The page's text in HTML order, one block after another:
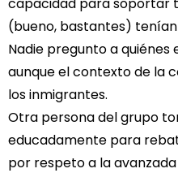
(bueno, bastantes)
Nadie pregunto a
aunque el contexto de la
los inmigrantes.
Otra persona del grupo
educadamente para
por respeto a la